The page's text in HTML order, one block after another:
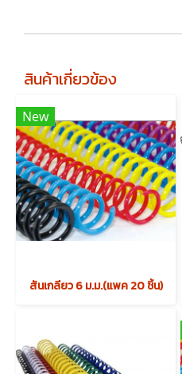
สินค้าเกี่ยวข้อง
New
สันเกลียว 6 ม.ม.(แพค 20 ชิ้น)